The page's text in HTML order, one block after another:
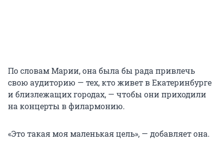
По словам Марии, она была бы рада привлечь
свою аудиторию — тех, кто живет в Екатеринбурге
и близлежащих городах, — чтобы они приходили
на концерты в филармонию.
«Это такая моя маленькая цель», — добавляет она.